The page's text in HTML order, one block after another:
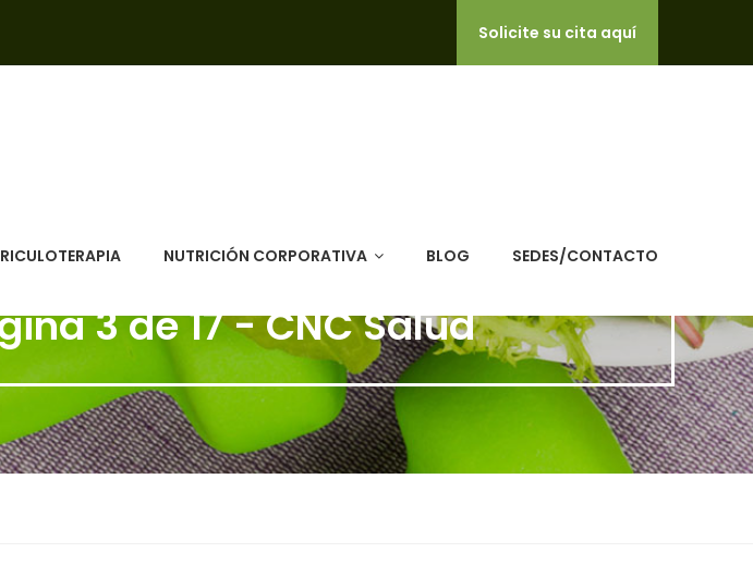
Solicite su cita aquí
NUTRICIÓN CORPORATIVA BLOG SEDES/CONTACTO
3 de 17 - CNC Salud